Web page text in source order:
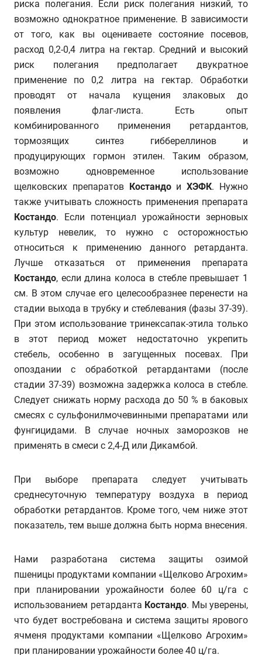
риска полегания. Если риск полегания низкий, то
возможно однократное применение. В зависимости
от того, как вы оцениваете состояние посевов,
расход 0,2-0,4 литра на гектар. Средний и высокий
риск полегания предполагает двукратное
применение по 0,2 литра на гектар. Обработки
проводят от начала кущения злаковых до
появления флаг-листа. Есть опыт
комбинированного применения ретардантов,
тормозящих синтез гиббереллинов и
продуцирующих гормон этилен. Таким образом,
возможно одновременное использование
щелковских препаратов КостандоиХЭФК. Нужно
также учитывать сложность применения препарата
Костандо. Если потенциал урожайности зерновых
культур невелик, то нужно с осторожностью
относиться к применению данного ретарданта.
Лучше отказаться от применения препарата
Костандо, если длина колоса в стебле превышает 1
см. В этом случае его целесообразнее перенести на
стадии выхода в трубку и стеблевания (фазы 37-39).
При этом использование тринексапак-этила только
в этот период может недостаточно укрепить
стебель, особенно в загущенных посевах. При
опоздании с обработкой ретардантами (после
стадии 37-39) возможна задержка колоса в стебле.
Следует снижать норму расхода до 50 % в баковых
смесях с сульфонилмочевинными препаратами или
фунгицидами. В случае ночных заморозков не
применять в смеси с 2,4-Д или Дикамбой.
При выборе препарата следует учитывать
среднесуточную температуру воздуха в период
обработки ретардантов. Кроме того, чем ниже этот
показатель, тем выше должна быть норма внесения.
Нами разработана система защиты озимой
пшеницы продуктами компании «Щелково Агрохим»
при планировании урожайности более 60 ц/га с
использованием ретарданта Костандо. Мы уверены,
что будет востребована и система защиты ярового
ячменя продуктами компании «Щелково Агрохим»
при планировании урожайности более 40 ц/га.